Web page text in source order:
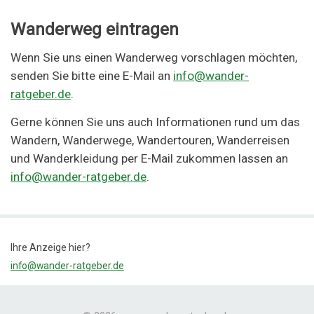
Wanderweg eintragen
Wenn Sie uns einen Wanderweg vorschlagen möchten,
senden Sie bitte eine E-Mail an info@wander-
ratgeber.de.
Gerne können Sie uns auch Informationen rund um das
Wandern, Wanderwege, Wandertouren, Wanderreisen
und Wanderkleidung per E-Mail zukommen lassen an
info@wander-ratgeber.de.
Ihre Anzeige hier?
info@wander-ratgeber.de